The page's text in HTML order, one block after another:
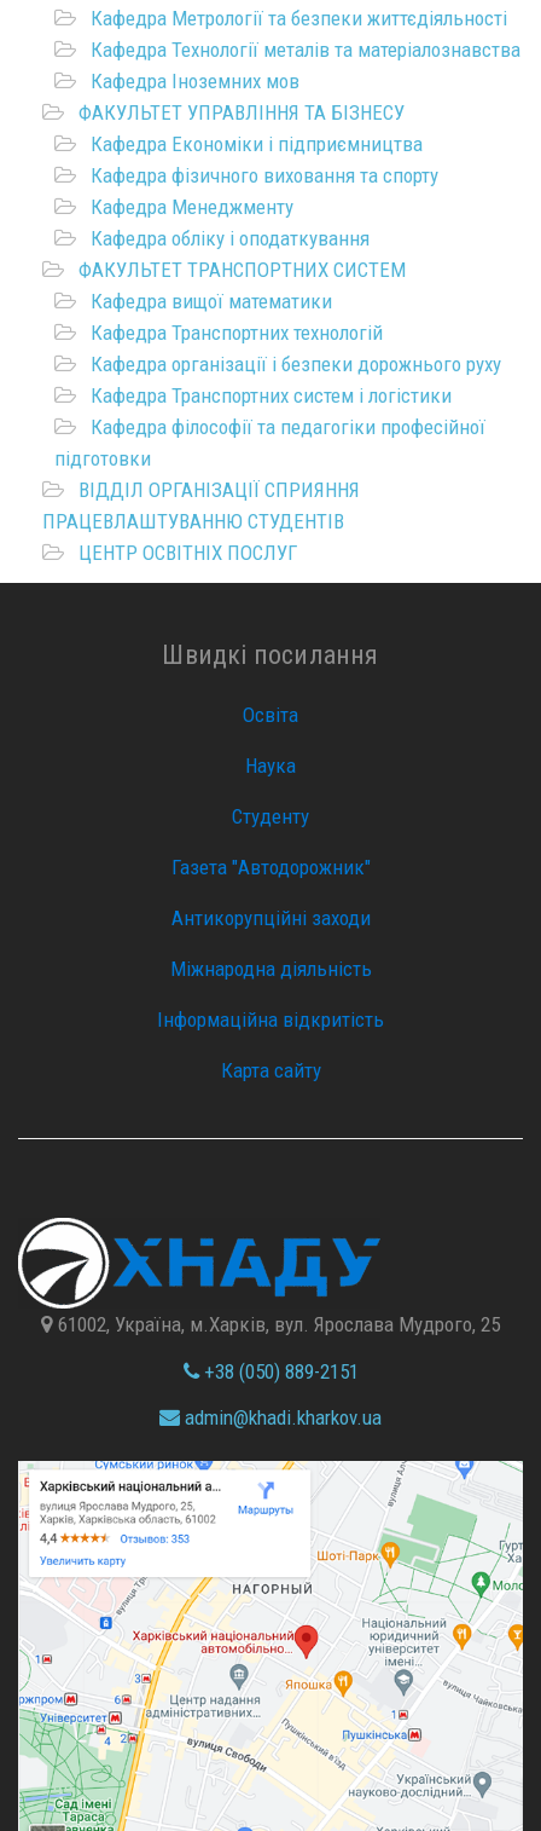
Кафедра Метрології та безпеки життєдіяльності
Кафедра Технології металів та матеріалознавства
Кафедра Іноземних мов
ФАКУЛЬТЕТ УПРАВЛІННЯ ТА БІЗНЕСУ
Кафедра Економіки і підприємництва
Кафедра фізичного виховання та спорту
Кафедра Менеджменту
Кафедра обліку і оподаткування
ФАКУЛЬТЕТ ТРАНСПОРТНИХ СИСТЕМ
Кафедра вищої математики
Кафедра Транспортних технологій
Кафедра організації і безпеки дорожнього руху
Кафедра Транспортних систем і логістики
Кафедра філософії та педагогіки професійної
підготовки
ВІДДІЛ ОРГАНІЗАЦІЇ СПРИЯННЯ
ПРАЦЕВЛАШТУВАННЮ СТУДЕНТІВ
ЦЕНТР ОСВІТНІХ ПОСЛУГ
Швидкі посилання
Освіта
Наука
Студенту
Газета "Автодорожник"
Антикорупційні заходи
Міжнародна діяльність
Інформаційна відкритість
Карта сайту
61002, Україна, м.Харків, вул. Ярослава Мудрого, 25
+38 (050) 889-2151
admin@khadi.kharkov.ua